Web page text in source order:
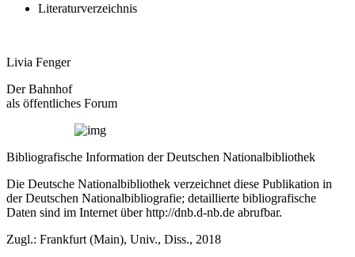
Literaturverzeichnis
Livia Fenger
Der Bahnhof
als öffentliches Forum
Bibliografische Information der Deutschen Nationalbibliothek
Die Deutsche Nationalbibliothek verzeichnet diese Publikation in
der Deutschen Nationalbibliografie; detaillierte bibliografische
Daten sind im Internet überhttp://dnb.d-nb.de abrufbar.
Zugl.: Frankfurt (Main), Univ., Diss., 2018